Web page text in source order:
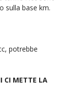
sulla base km.
potrebbe
CI METTE LA